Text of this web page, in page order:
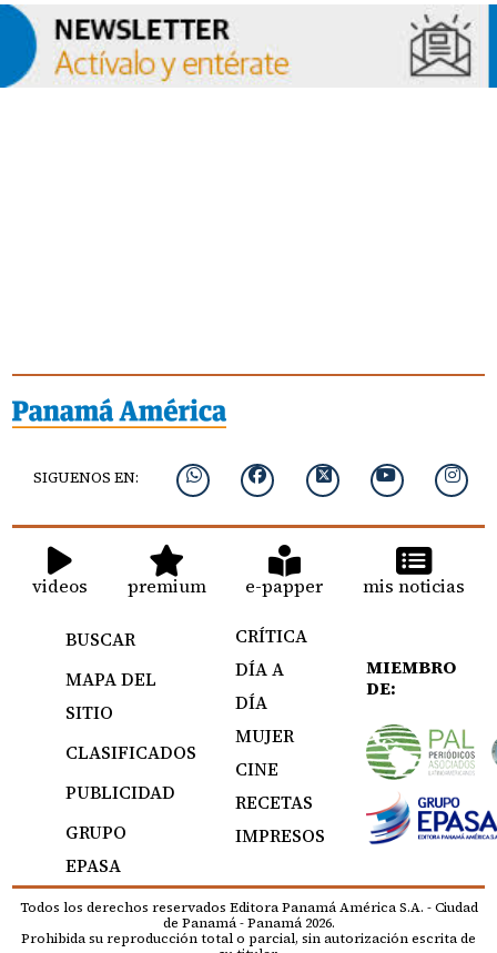
SIGUENOS EN:
videos premium e-papper mis noticias
BUSCAR
MAPA DEL
SITIO
CLASIFICADOS
PUBLICIDAD
GRUPO
EPASA
CRÍTICA
DÍA A
DÍA
MUJER
CINE
RECETAS
IMPRESOS
MIEMBRO
DE:
Todos los derechos reservados Editora Panamá América S.A. - Ciudad
de Panamá - Panamá 2026.
Prohibida su reproducción total o parcial, sin autorización escrita de